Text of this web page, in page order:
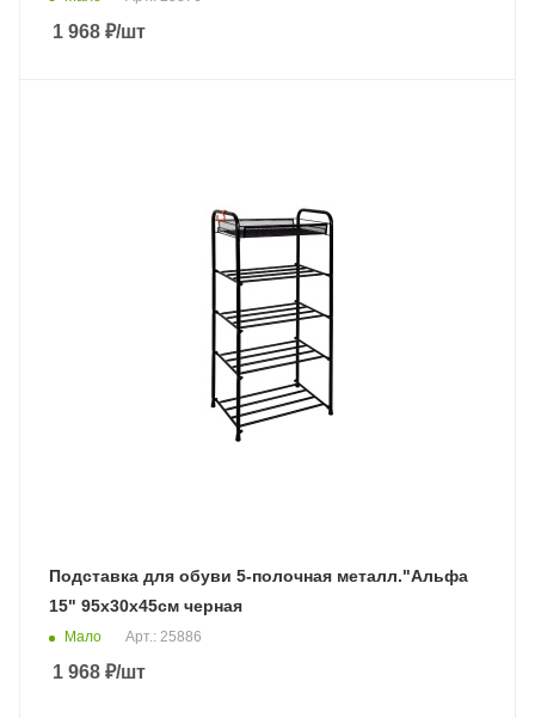
1 968 ₽/шт
Подставка для обуви 5-полочная металл."Альфа
15" 95х30х45см черная
Мало Арт.: 25886
1 968 ₽/шт